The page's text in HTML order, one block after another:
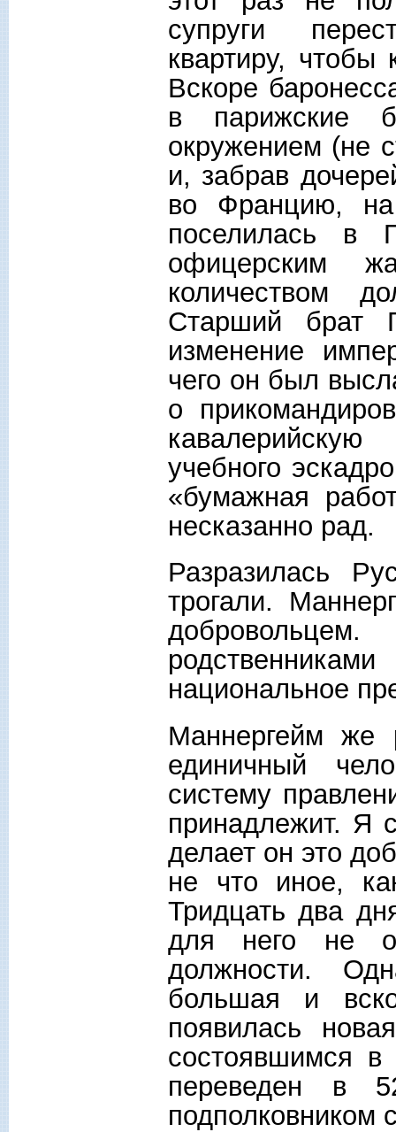
супруги
квартиру,
Вскоре
в парижские
окружением (не
и, забрав
во Францию,
поселилась в
офицерским
количеством
Старший брат
изменение
чего он был
о
учебного
«бумажная
несказанно рад.
Разразилась
трогали.
национальное
Маннергейм же
единичный
систему
принадлежит. Я
делает он это
не что иное,
Тридцать два
для него не
должности.
большая и
появилась
состоявшимся
переведен в
подполковником